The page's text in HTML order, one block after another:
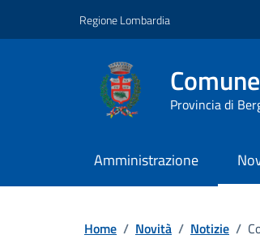
Regione Lombardia
Provincia di
Amministrazione
Home / Novità / Notizie /